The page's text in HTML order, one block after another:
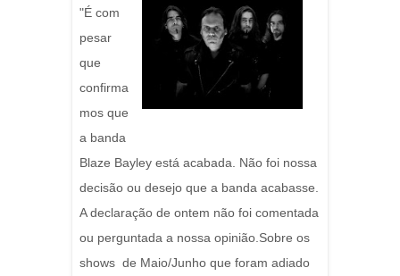
"É com
pesar
que
confirma
mos que
a banda
Blaze Bayley está acabada. Não foi nossa
decisão ou desejo que a banda acabasse.
A declaração de ontem não foi comentada
ou perguntada a nossa opinião.Sobre os
shows de Maio/Junho que foram adiado